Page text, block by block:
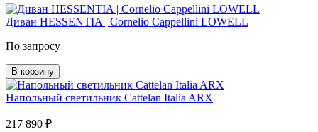
Диван HESSENTIA | Cornelio Cappellini LOWELL
По запросу
В корзину
Напольный светильник Cattelan Italia ARX
217 890 ₽